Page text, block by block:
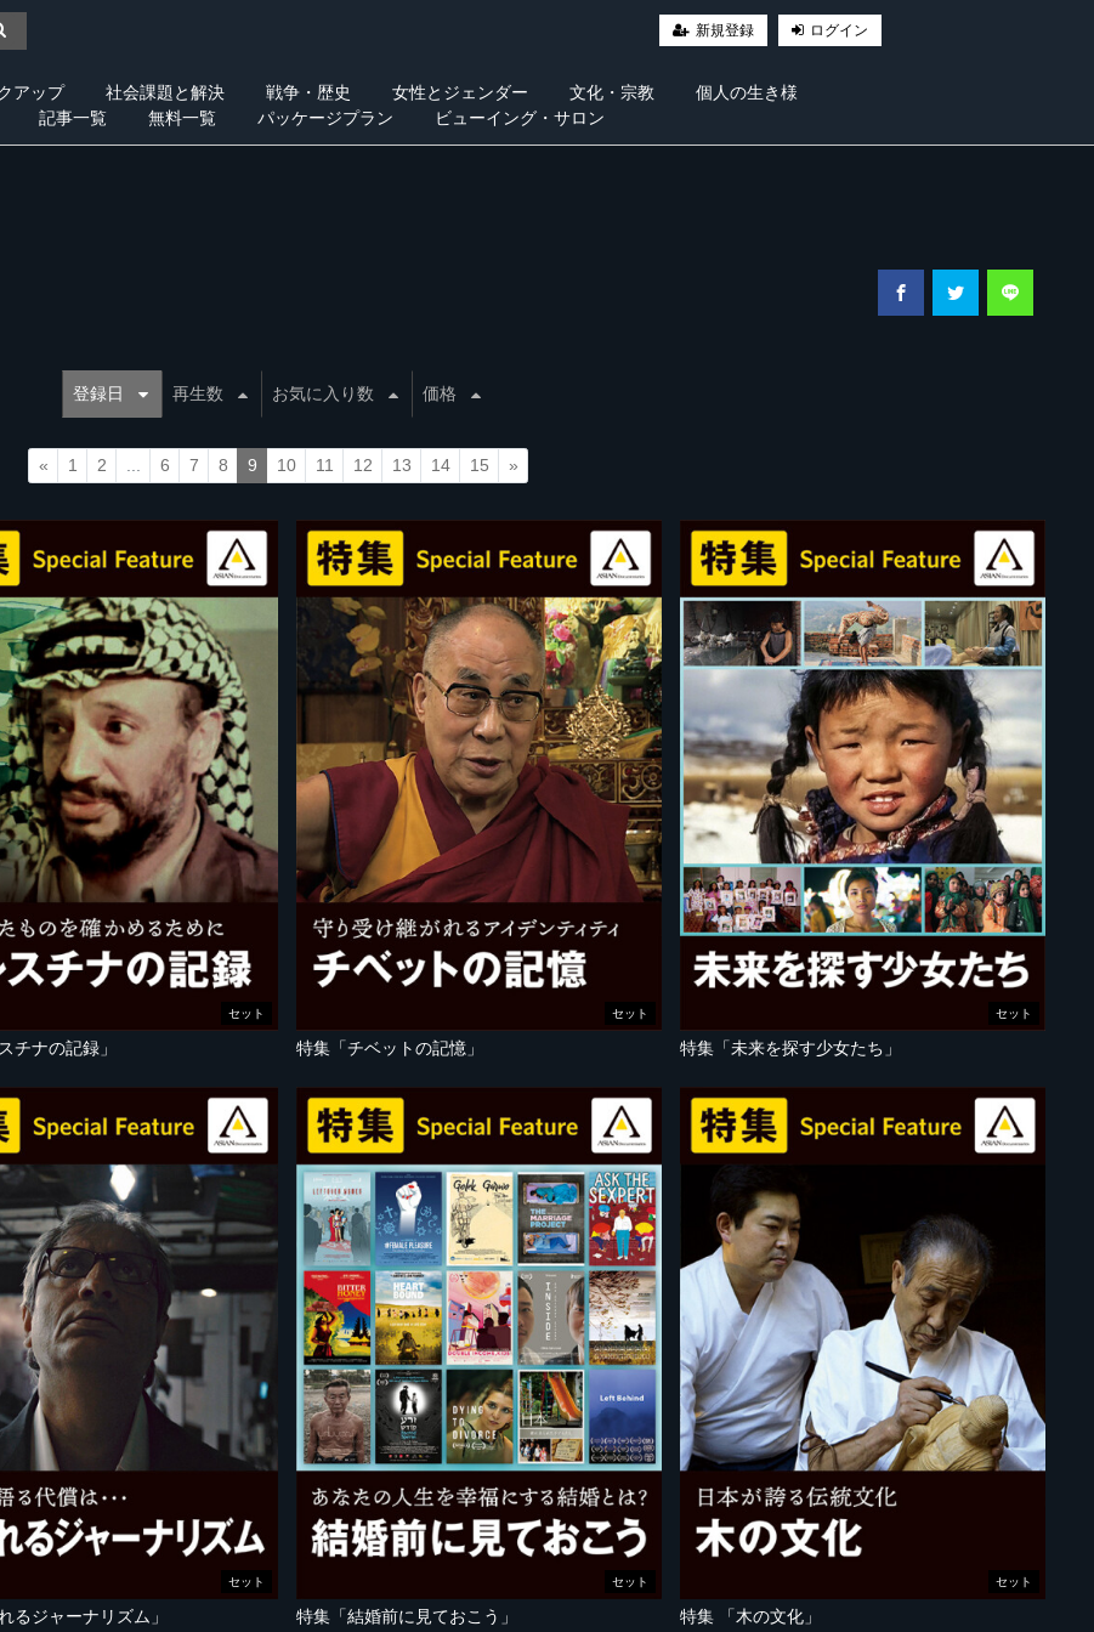
新規登録 ログイン
アップ 社会課題と解決 戦争・歴史 女性とジェンダー 文化・宗教
個人の生き様
記事一覧 無料一覧 パッケージプラン ビューイング・サロン
登録日 再生数 お気に入り数 価格
« 1 2 6 7 8 9 10 11 12 13 14 15 »
セット
チナの記録」
セット
特集「チベットの記憶」
セット
特集「未来を探す少女たち」
セット
るジャーナリズム」
セット
特集「結婚前に見ておこう」
セット
特集 「木の文化」